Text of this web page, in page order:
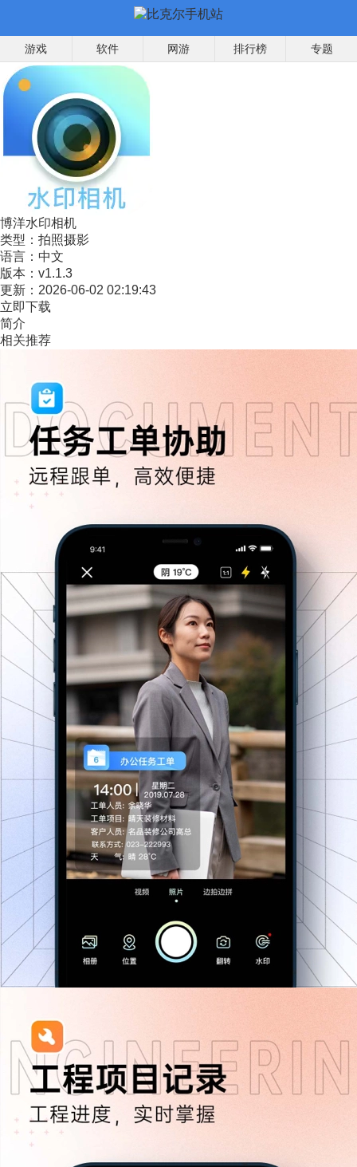
游戏 软件 网游 排行榜 专题
博洋水印相机
类型： 拍照摄影
语言： 中文
版本： v1.1.3
更新： 2026-06-02 02:19:43
立即下载
简介
相关推荐